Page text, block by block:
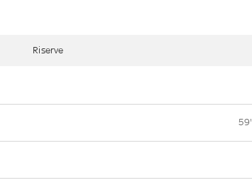
Riserve
59'